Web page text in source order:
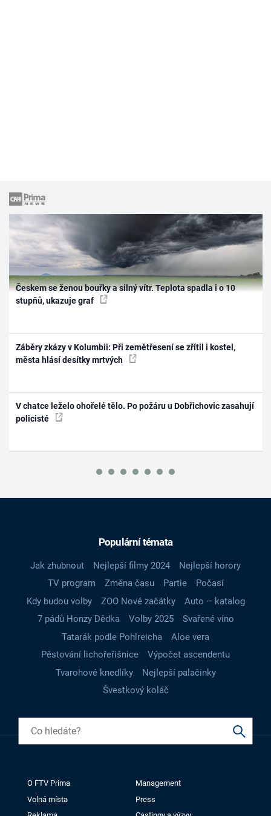
Českem se ženou bouřky a silný vítr. Teplota spadla i o 10
stupňů, ukazuje graf
Záběry zkázy v Kolumbii: Při zemětřesení se zřítil i kostel,
města hlásí desítky mrtvých
V chatce leželo ohořelé tělo. Po požáru u Dobřichovic zasahují
policisté
Populární témata
Jak zhubnout Nejlepší filmy 2024
Nejlepší horory
TV program
Změna času Partie
Počasí
Kdy budou volby
ZOO Nové začátky
Auto – katalog
7 pádů Honzy Dědka
Volby 2025
Svařené víno
Tatarák podle Pohlreicha
Aloe vera
Pěstování lichořeřišnice
Výpočet ascendentu
Tvarohové knedlíky
Nejlepší palačinky
Švestkový koláč
O FTV Prima
Management
Volná místa
Press